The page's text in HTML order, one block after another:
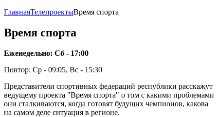
ГлавнаяТелепроектыВремя спорта
Время спорта
Еженедельно: Сб - 17:00
Повтор: Ср - 09:05, Вс - 15:30
Представители спортивных федераций республики расскажут
ведущему проекта "Время спорта" о том с какими проблемами
они сталкиваются, когда готовят будущих чемпионов, какова
на самом деле ситуация в регионе.